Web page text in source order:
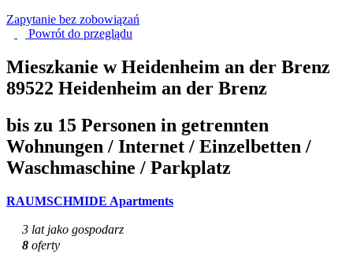
Zapytanie bez zobowiązań
Powrót do przeglądu
Mieszkanie w Heidenheim an der Brenz
89522 Heidenheim an der Brenz
bis zu 15 Personen in getrennten
Wohnungen / Internet / Einzelbetten /
Waschmaschine / Parkplatz
RAUMSCHMIDE Apartments
3 lat jako gospodarz
8 oferty